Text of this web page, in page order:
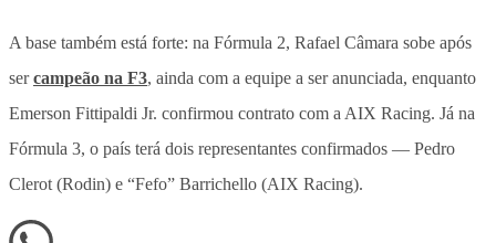
A base também está forte: na Fórmula 2, Rafael Câmara sobe após
sercampeão na F3, ainda com a equipe a ser anunciada, enquanto
Emerson Fittipaldi Jr. confirmou contrato com a AIX Racing. Já na
Fórmula 3, o país terá dois representantes confirmados — Pedro
Clerot (Rodin) e “Fefo” Barrichello (AIX Racing).